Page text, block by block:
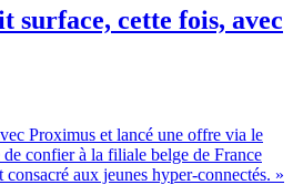
surface, cette fois, avec
Proximus et lancé une offre via le
confier à la filiale belge de France
aux jeunes hyper-connectés. »